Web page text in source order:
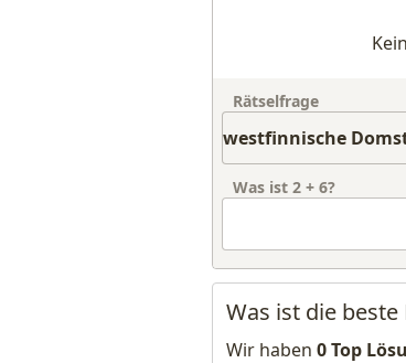
Rätselfrage
Was ist 2 + 6?
Was ist die
Wir haben 0 Top